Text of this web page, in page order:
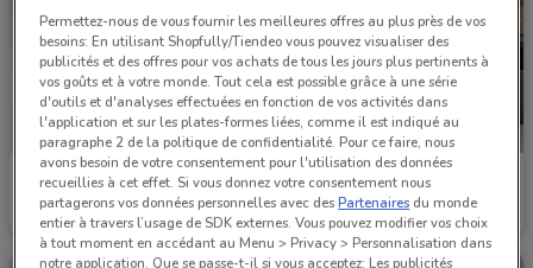
Toyota
Valable jusqu'au 27/01 2.6 km
Toyota
Valable jusqu'au 27/01 2.6 km
Permettez-nous de vous fournir les meilleures offres au plus près de vos
besoins: En utilisant Shopfully/Tiendeo vous pouvez visualiser des
publicités et des offres pour vos achats de tous les jours plus pertinents à
vos goûts et à votre monde. Tout cela est possible grâce à une série
d'outils et d'analyses effectuées en fonction de vos activités dans
l'application et sur les plates-formes liées, comme il est indiqué au
paragraphe 2 de la politique de confidentialité. Pour ce faire, nous
avons besoin de votre consentement pour l'utilisation des données
recueillies à cet effet. Si vous donnez votre consentement nous
partagerons vos données personnelles avec desPartenaires du monde
entier à travers l’usage de SDK externes. Vous pouvez modifier vos choix
à tout moment en accédant au Menu > Privacy > Personnalisation dans
notre application. Que se passe-t-il si vous acceptez: Les publicités